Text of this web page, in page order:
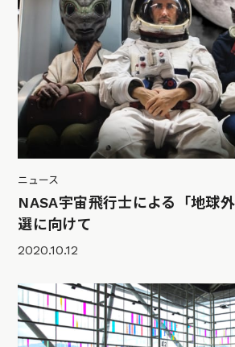
ニュース
NASA宇宙飛行士による「地球
選に向けて
2020.10.12